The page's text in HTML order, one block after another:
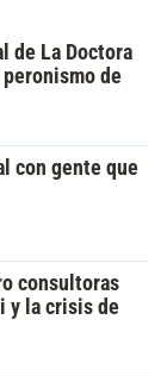
de La Doctora
de
con gente que
consultoras
y la crisis de